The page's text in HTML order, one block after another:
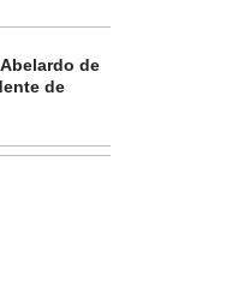
de
de